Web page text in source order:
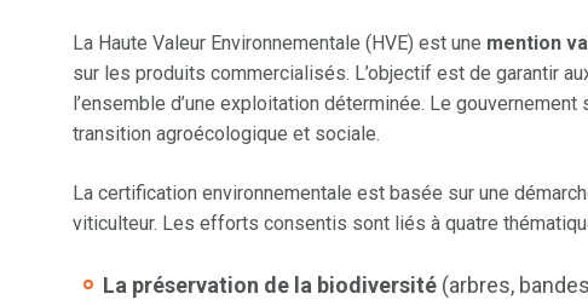
La Haute Valeur Environnementale (HVE) est une mention
sur les produits commercialisés. L’objectif est de garantir
l’ensemble d’une exploitation déterminée. Le
transition agroécologique et sociale.
La certification environnementale est basée sur une
viticulteur. Les efforts consentis sont liés à quatre
La préservation de la biodiversité(arbres,